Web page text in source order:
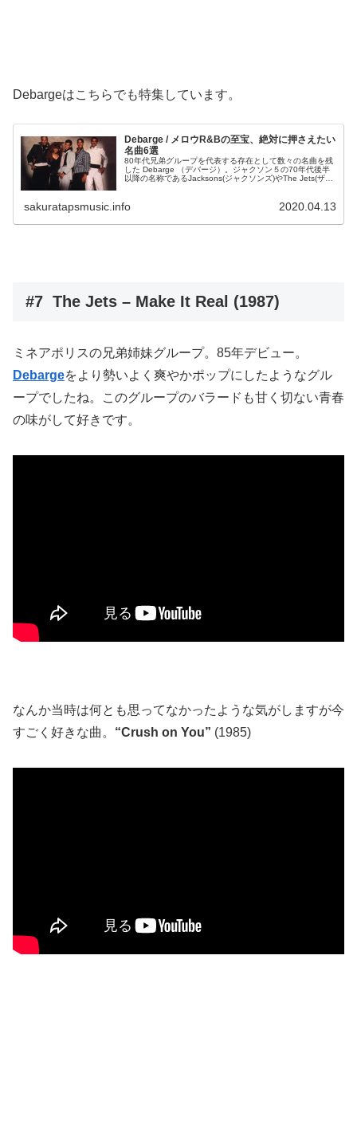
Debargeはこちらでも特集しています。
Debarge / メロウR&Bの至宝、絶対に押さえたい
名曲6選
80年代兄弟グループを代表する存在として数々の名曲を残
した Debarge （デバージ）。ジャクソン５の70年代後半
以降の名称であるJacksons(ジャクソンズ)やThe Jets(ザ・
R&B6選をご紹介します。
sakuratapsmusic.info 2020.04.13
#7 The Jets – Make It Real (1987)
ミネアポリスの兄弟姉妹グループ。85年デビュー。
Debargeをより勢いよく爽やかポップにしたようなグル
ープでしたね。このグループのバラードも甘く切ない青春
の味がして好きです。
なんか当時は何とも思ってなかったような気がしますが今
すごく好きな曲。 “Crush on You” (1985)